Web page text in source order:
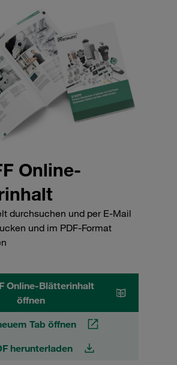
Online-
durchsuchen und per E-Mail
und im PDF-Format
Online-Blätterinhalt
öffnen
Tab öffnen
herunterladen